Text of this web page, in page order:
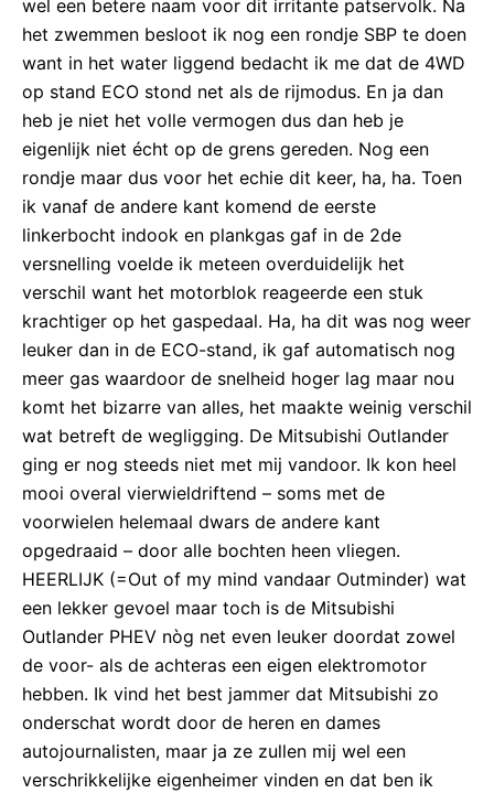
wel een betere naam voor dit irritante patservolk. Na
het zwemmen besloot ik nog een rondje SBP te doen
want in het water liggend bedacht ik me dat de 4WD
op stand ECO stond net als de rijmodus. En ja dan
heb je niet het volle vermogen dus dan heb je
eigenlijk niet écht op de grens gereden. Nog een
rondje maar dus voor het echie dit keer, ha, ha. Toen
ik vanaf de andere kant komend de eerste
linkerbocht indook en plankgas gaf in de 2de
versnelling voelde ik meteen overduidelijk het
verschil want het motorblok reageerde een stuk
krachtiger op het gaspedaal. Ha, ha dit was nog weer
leuker dan in de ECO-stand, ik gaf automatisch nog
meer gas waardoor de snelheid hoger lag maar nou
komt het bizarre van alles, het maakte weinig verschil
wat betreft de wegligging. De Mitsubishi Outlander
ging er nog steeds niet met mij vandoor. Ik kon heel
mooi overal vierwieldriftend – soms met de
voorwielen helemaal dwars de andere kant
opgedraaid – door alle bochten heen vliegen.
HEERLIJK (=Out of my mind vandaar Outminder) wat
een lekker gevoel maar toch is de Mitsubishi
Outlander PHEV nòg net even leuker doordat zowel
de voor- als de achteras een eigen elektromotor
hebben. Ik vind het best jammer dat Mitsubishi zo
onderschat wordt door de heren en dames
autojournalisten, maar ja ze zullen mij wel een
verschrikkelijke eigenheimer vinden en dat ben ik